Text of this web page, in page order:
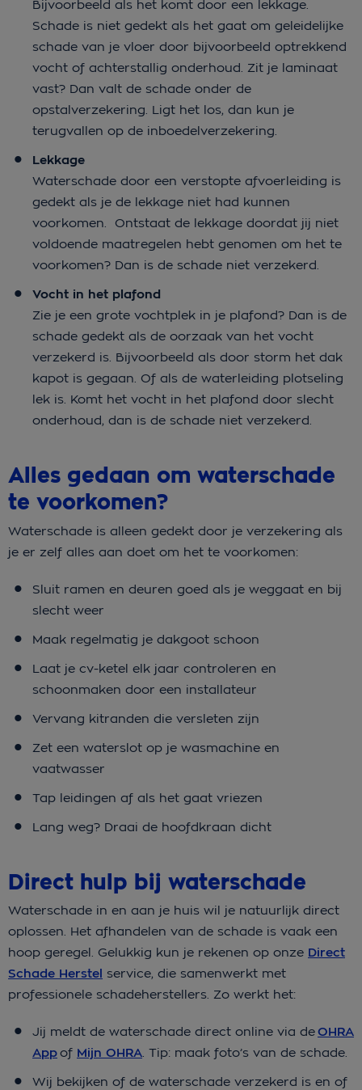
Bijvoorbeeld als het komt door een lekkage.
Schade is niet gedekt als het gaat om geleidelijke
schade van je vloer door bijvoorbeeld optrekkend
vocht of achterstallig onderhoud. Zit je laminaat
vast? Dan valt de schade onder de
opstalverzekering. Ligt het los, dan kun je
terugvallen op de inboedelverzekering.
Lekkage
Waterschade door een verstopte afvoerleiding is
gedekt als je de lekkage niet had kunnen
voorkomen. Ontstaat de lekkage doordat jij niet
voldoende maatregelen hebt genomen om het te
voorkomen? Dan is de schade niet verzekerd.
Vocht in het plafond
Zie je een grote vochtplek in je plafond? Dan is de
schade gedekt als de oorzaak van het vocht
verzekerd is. Bijvoorbeeld als door storm het dak
kapot is gegaan. Of als de waterleiding plotseling
lek is. Komt het vocht in het plafond door slecht
onderhoud, dan is de schade niet verzekerd.
Alles gedaan om waterschade
te voorkomen?
Waterschade is alleen gedekt door je verzekering als
je er zelf alles aan doet om het te voorkomen:
Sluit ramen en deuren goed als je weggaat en bij
slecht weer
Maak regelmatig je dakgoot schoon
Laat je cv-ketel elk jaar controleren en
schoonmaken door een installateur
Vervang kitranden die versleten zijn
Zet een waterslot op je wasmachine en
vaatwasser
Tap leidingen af als het gaat vriezen
Lang weg? Draai de hoofdkraan dicht
Direct hulp bij waterschade
Waterschade in en aan je huis wil je natuurlijk direct
oplossen. Het afhandelen van de schade is vaak een
hoop geregel. Gelukkig kun je rekenen op onze Direct
Schade Herstel service, die samenwerkt met
professionele schadeherstellers. Zo werkt het:
Jij meldt de waterschade direct online via deOHRA
Appof Mijn OHRA . Tip: maak foto’s van de schade.
Wij bekijken of de waterschade verzekerd is en of